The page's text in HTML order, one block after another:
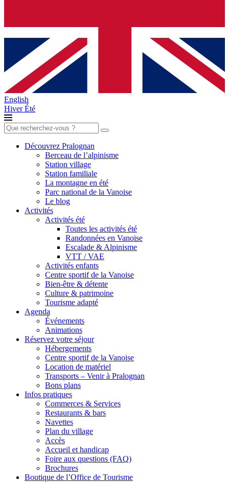
English
HiverÉté
Rechercher :
Découvrez Pralognan
Berceau de l’alpinisme
Station village
Station familiale
La montagne en été
Parc national de la Vanoise
Le blog
Activités
Activités été
Toutes les activités été
Randonnées en Vanoise
Escalade & Alpinisme
VTT / VAE
Activités enfants
Centre sportif de la Vanoise
Bien-être & détente
Culture & patrimoine
Tourisme adapté
Agenda
Événements
Animations
Réservez votre séjour
Hébergements
Centre sportif de la Vanoise
Location de matériel
Transports – Venir à Pralognan
Bons plans
Infos pratiques
Commerces & Services
Restaurants & bars
Navettes
Plan du village
Accès
Accueil et handicap
Foire aux questions (FAQ)
Brochures
Boutique de l’Office de Tourisme